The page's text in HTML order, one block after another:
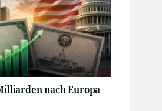
nach Europa